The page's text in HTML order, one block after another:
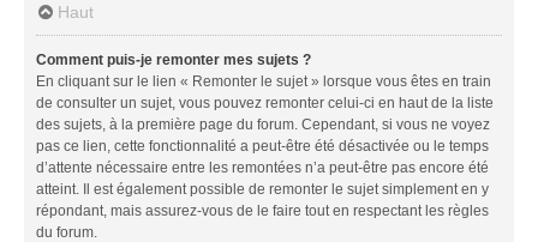
Haut
Comment puis-je remonter mes sujets ?
En cliquant sur le lien « Remonter le sujet » lorsque vous êtes en train
de consulter un sujet, vous pouvez remonter celui-ci en haut de la liste
des sujets, à la première page du forum. Cependant, si vous ne voyez
pas ce lien, cette fonctionnalité a peut-être été désactivée ou le temps
d’attente nécessaire entre les remontées n’a peut-être pas encore été
atteint. Il est également possible de remonter le sujet simplement en y
répondant, mais assurez-vous de le faire tout en respectant les règles
du forum.